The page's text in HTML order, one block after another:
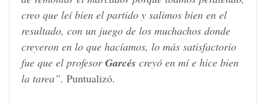
creo que leí bien el partido y salimos bien en el
resultado, con un juego de los muchachos donde
creyeron en lo que hacíamos, lo más satisfactorio
fue que el profesorGarcés creyó en mí e hice bien
la tarea”. Puntualizó.